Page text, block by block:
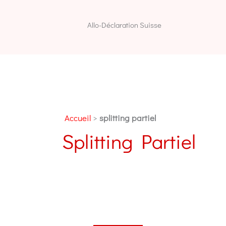
Allo-Déclaration Suisse
Accueil > splitting partiel
Splitting Partiel